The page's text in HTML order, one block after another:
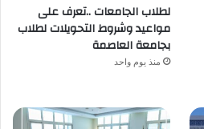
لطلاب الجامعات ..تعرف على
مواعيد وشروط التحويلات لطلاب
بجامعة العاصمة
منذ يوم واحد